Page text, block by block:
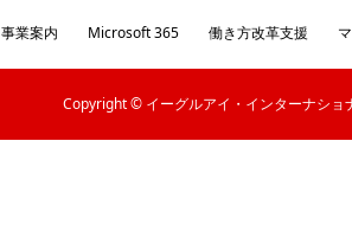
事業案内 Microsoft 365 働き方改革支援
Copyright © イーグルアイ・インターナショ